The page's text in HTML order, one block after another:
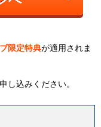
限定特典が適用されま
し込みください。